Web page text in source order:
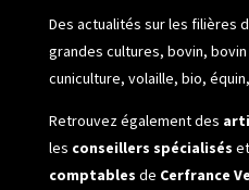
Des actualités sur les filières
grandes cultures, bovin,
cuniculture, volaille, bio,
Retrouvez également des
les conseillers spécialisés
comptables de Cerfrance